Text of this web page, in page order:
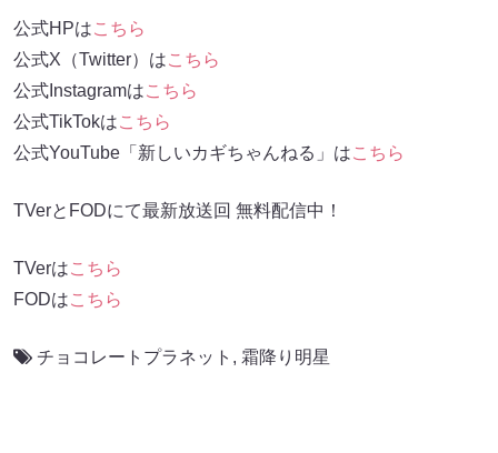
公式HPはこちら
公式X（Twitter）はこちら
公式Instagramはこちら
公式TikTokはこちら
公式YouTube「新しいカギちゃんねる」はこちら
TVerとFODにて最新放送回 無料配信中！
TVerはこちら
FODはこちら
チョコレートプラネット , 霜降り明星